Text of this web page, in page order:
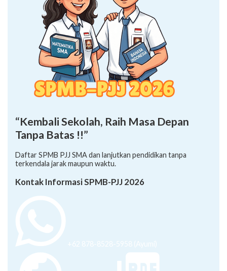
“Kembali Sekolah, Raih Masa Depan
Tanpa Batas !!”
Daftar SPMB PJJ SMA dan lanjutkan pendidikan tanpa
terkendala jarak maupun waktu.
Kontak Informasi SPMB-PJJ 2026
+62 878-8528-5958 (Ayumi)